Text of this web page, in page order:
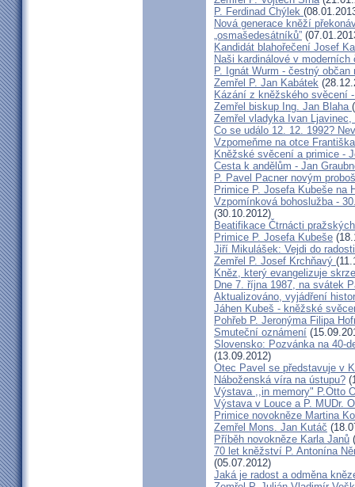
P. Ferdinad Chýlek
Nová generace kněží
„osmašedesátníků”
Kandidát blahořečení Josef
Naši kardinálové v
P. Ignát Wurm - čestný
Zemřel P. Jan Kabátek
Kázání z kněžského svěcení
Zemřel biskup Ing. Jan Blaha
Zemřel vladyka Ivan
Co se událo 12. 12. 1992?
Vzpomeňme na otce
Kněžské svěcení a primice -
Cesta k andělům - Jan
P. Pavel Pacner novým
Primice P. Josefa Kubeše na
Vzpomínková bohoslužba -
(30.10.2012)
Beatifikace Čtrnácti
Primice P. Josefa Kubeše
Jiří Mikulášek: Vejdi do
Zemřel P. Josef Krchňavý
Kněz, který evangelizuje
Dne 7. října 1987, na svátek
Aktualizováno, vyjádření
Jáhen Kubeš - kněžské
Pohřeb P. Jeronýma Filipa
Smuteční oznámení
Slovensko: Pozvánka na 40-
(13.09.2012)
Otec Pavel se představuje v
Náboženská víra na ústupu?
Výstava ,,in memory" P.Otto
Výstava v Louce a P. MUDr.
Primice novokněze Martina
Zemřel Mons. Jan Kutáč
Příběh novokněze Karla Janů
70 let kněžství P. Antonína
(05.07.2012)
Jaká je radost a odměna